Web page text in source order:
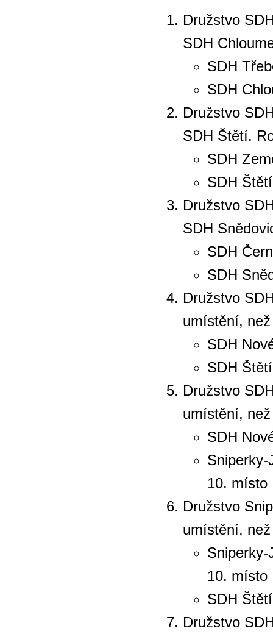
Družstvo
SDH
SDH
SDH
Družstvo
SDH Štětí.
SDH
SDH
Družstvo
SDH
SDH
SDH
Družstvo
umístění,
SDH
SDH
Družstvo
umístění,
SDH
10. místo
Družstvo
umístění,
10. místo
SDH
Družstvo